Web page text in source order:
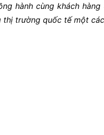
hành cùng khách
thị trường quốc tế một